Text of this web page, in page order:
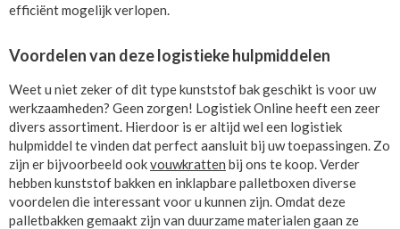
efficiënt mogelijk verlopen.
Voordelen van deze logistieke hulpmiddelen
Weet u niet zeker of dit type kunststof bak geschikt is voor uw
werkzaamheden? Geen zorgen! Logistiek Online heeft een zeer
divers assortiment. Hierdoor is er altijd wel een logistiek
hulpmiddel te vinden dat perfect aansluit bij uw toepassingen. Zo
zijn er bijvoorbeeld ookvouwkratten bij ons te koop. Verder
hebben kunststof bakken en inklapbare palletboxen diverse
voordelen die interessant voor u kunnen zijn. Omdat deze
palletbakken gemaakt zijn van duurzame materialen gaan ze